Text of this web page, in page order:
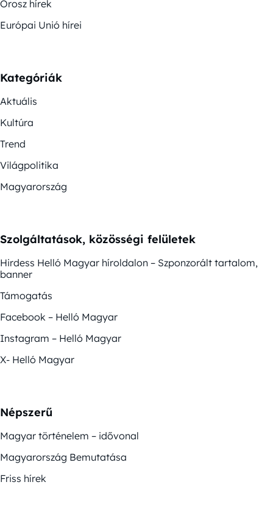
Orosz hírek
Európai Unió hírei
Kategóriák
Aktuális
Kultúra
Trend
Világpolitika
Magyarország
Szolgáltatások, közösségi felületek
Hirdess Helló Magyar híroldalon – Szponzorált tartalom,
banner
Támogatás
Facebook – Helló Magyar
Instagram – Helló Magyar
X- Helló Magyar
Népszerű
Magyar történelem – idővonal
Magyarország Bemutatása
Friss hírek